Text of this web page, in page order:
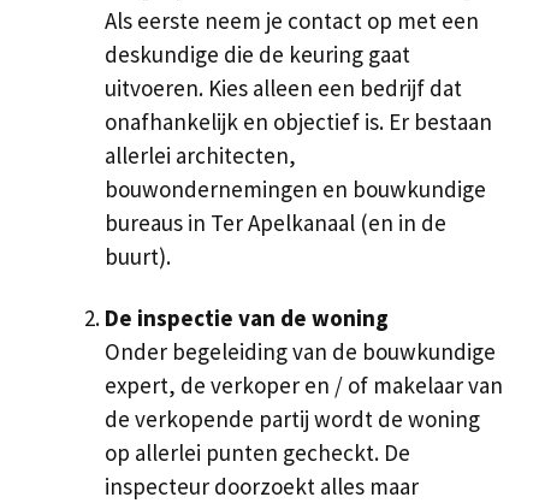
Als eerste neem je contact op met een
deskundige die de keuring gaat
uitvoeren. Kies alleen een bedrijf dat
onafhankelijk en objectief is. Er bestaan
allerlei architecten,
bouwondernemingen en bouwkundige
bureaus in Ter Apelkanaal (en in de
buurt).
De inspectie van de woning
Onder begeleiding van de bouwkundige
expert, de verkoper en / of makelaar van
de verkopende partij wordt de woning
op allerlei punten gecheckt. De
inspecteur doorzoekt alles maar